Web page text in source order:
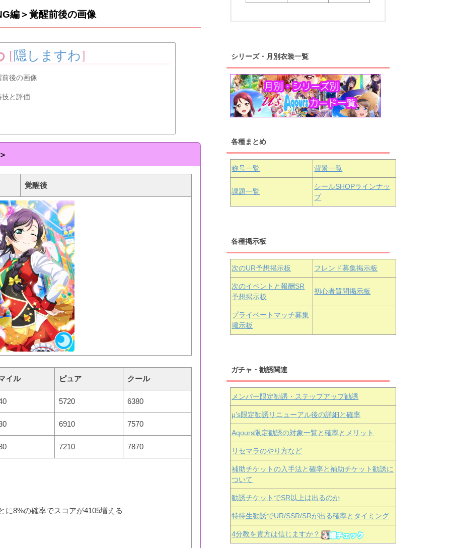
編＞覚醒前後の画像
[隠しますわ]
後の画像
技と評価
覚醒後
イル ピュア クール
5720 6380
6910 7570
7210 7870
に8%の確率でスコアが4105増える
桜内梨子 高海千歌 渡辺曜
浦の星女学院1年生
津島善子 黒澤ルビィ 国木田花丸
浦の星女学院3年生
黒澤ダイヤ
上原歩夢 宮下愛 優木せつ菜
虹ヶ咲学園1年生
中須かすみ 天王寺璃奈 桜坂しずく
近江彼方
エマ・ヴェ
シリーズ・月別衣装一覧
各種まとめ
称号一覧 背景一覧
課題一覧
シールSHOPラインナッ
プ
各種掲示板
次のUR予想掲示板 フレンド募集掲示板
次のイベントと報酬SR
予想掲示板
初心者質問掲示板
プライベートマッチ募集
掲示板
ガチャ・勧誘関連
メンバー限定勧誘・ステップアップ勧誘
μ’s限定勧誘リニューアル後の詳細と確率
Aqours限定勧誘の対象一覧と確率とメリット
リセマラのやり方など
補助チケットの入手法と確率と補助チケット勧誘に
ついて
勧誘チケットでSR以上は出るのか
特待生勧誘でUR/SSR/SRが出る確率とタイミング
4分教を貴方は信じますか？